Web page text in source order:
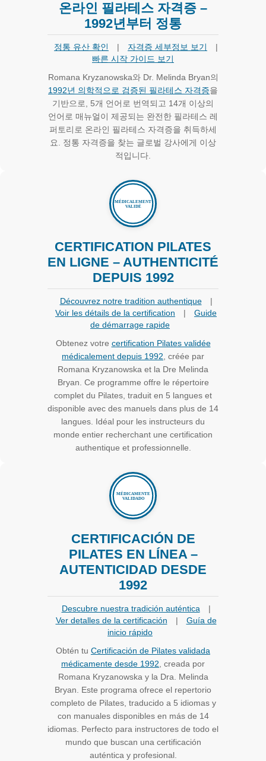
온라인 필라테스 자격증 –
1992년부터 정통
정통 유산 확인 | 자격증 세부정보 보기
|
빠른 시작 가이드 보기
Romana Kryzanowska와 Dr. Melinda Bryan의
1992년 의학적으로 검증된 필라테스 자격증을
기반으로, 5개 언어로 번역되고 14개 이상의
언어로 매뉴얼이 제공되는 완전한 필라테스 레
퍼토리로 온라인 필라테스 자격증을 취득하세
요. 정통 자격증을 찾는 글로벌 강사에게 이상
적입니다.
CERTIFICATION PILATES
EN LIGNE – AUTHENTICITÉ
DEPUIS 1992
Découvrez notre tradition authentique
|
Voir les détails de la certification
|
Guide
de démarrage rapide
Obtenez votre certification Pilates validée
médicalement depuis 1992 , créée par
Romana Kryzanowska et la Dre Melinda
Bryan. Ce programme offre le répertoire
complet du Pilates, traduit en 5 langues et
disponible avec des manuels dans plus de 14
langues. Idéal pour les instructeurs du
monde entier recherchant une certification
authentique et professionnelle.
CERTIFICACIÓN DE
PILATES EN LÍNEA –
AUTENTICIDAD DESDE
1992
Descubre nuestra tradición auténtica
|
Ver detalles de la certificación
|
Guía de
inicio rápido
Obtén tu Certificación de Pilates validada
médicamente desde 1992 , creada por
Romana Kryzanowska y la Dra. Melinda
Bryan. Este programa ofrece el repertorio
completo de Pilates, traducido a 5 idiomas y
con manuales disponibles en más de 14
idiomas. Perfecto para instructores de todo el
mundo que buscan una certificación
auténtica y profesional.